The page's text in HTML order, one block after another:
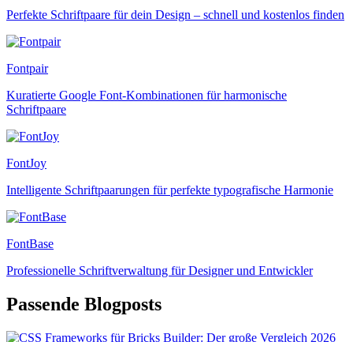
Perfekte Schriftpaare für dein Design – schnell und kostenlos finden
Fontpair
Kuratierte Google Font-Kombinationen für harmonische
Schriftpaare
FontJoy
Intelligente Schriftpaarungen für perfekte typografische Harmonie
FontBase
Professionelle Schriftverwaltung für Designer und Entwickler
Passende Blogposts